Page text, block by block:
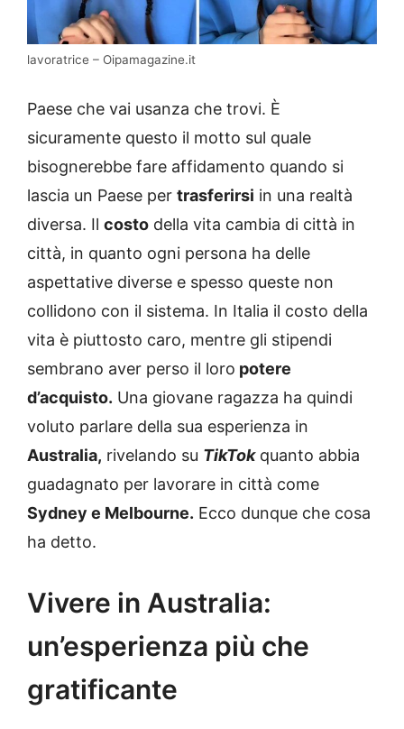
lavoratrice – Oipamagazine.it
Paese che vai usanza che trovi. È
sicuramente questo il motto sul quale
bisognerebbe fare affidamento quando si
lascia un Paese per trasferirsi in una realtà
diversa. Il costo della vita cambia di città in
città, in quanto ogni persona ha delle
aspettative diverse e spesso queste non
collidono con il sistema. In Italia il costo della
vita è piuttosto caro, mentre gli stipendi
sembrano aver perso il loro potere
d’acquisto. Una giovane ragazza ha quindi
voluto parlare della sua esperienza in
Australia, rivelando su TikTok quanto abbia
guadagnato per lavorare in città come
Sydney e Melbourne. Ecco dunque che cosa
ha detto.
Vivere in Australia:
un’esperienza più che
gratificante